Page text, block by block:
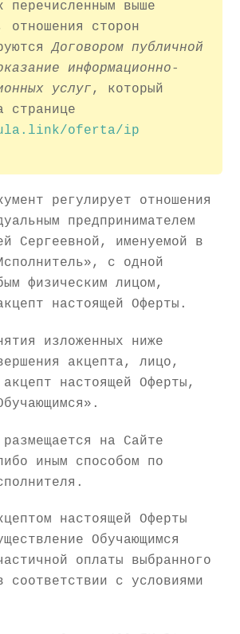
перечисленным выше
отношения сторон
Договором публичной
информационно-
услуг
, который
странице
oferta/ip
регулирует отношения
предпринимателем
Сергеевной, именуемой в
с одной
физическим лицом,
настоящей Оферты.
изложенных ниже
акцепта, лицо,
акцепт настоящей Оферты,
размещается на Сайте
иным способом по
настоящей Оферты
Обучающимся
оплаты выбранного
соответствии с условиями